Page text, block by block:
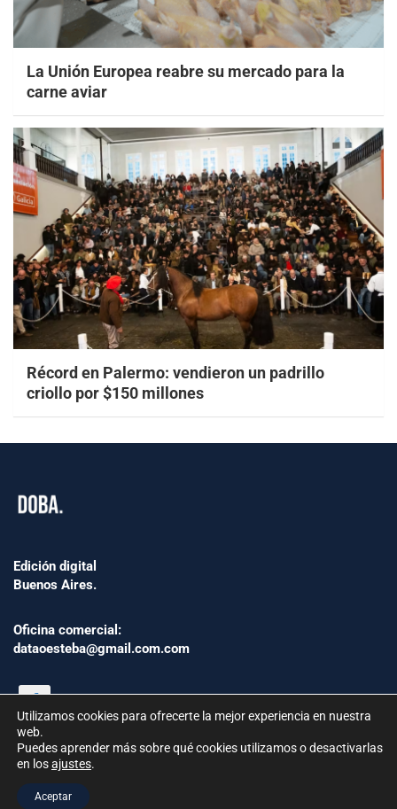
La Unión Europea reabre su mercado para la
carne aviar
Récord en Palermo: vendieron un padrillo
criollo por $150 millones
Edición digital
Buenos Aires.
Oficina comercial:
dataoesteba@gmail.com.com
República Argentina | Todos los derechos reservados.
Utilizamos cookies para ofrecerte la mejor experiencia en nuestra
web.
Puedes aprender más sobre qué cookies utilizamos o desactivarlas
en losajustes.
Aceptar